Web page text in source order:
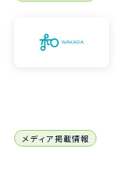
メディア掲載情報